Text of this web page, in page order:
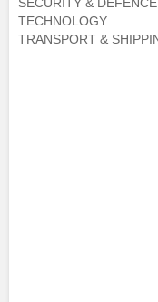
TECHNOLOGY
TRANSPORT &